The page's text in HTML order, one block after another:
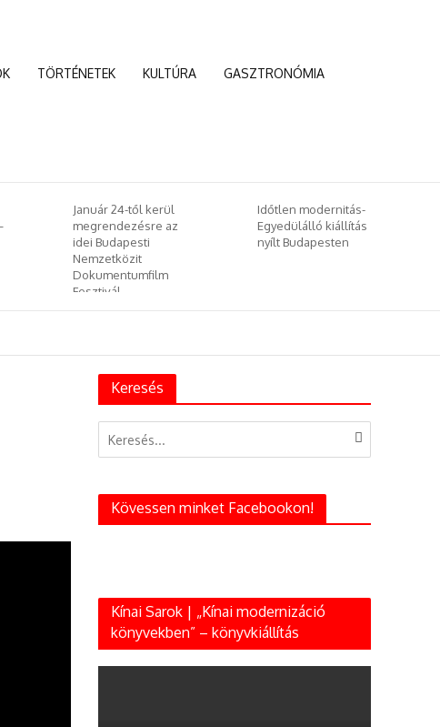
TÖRTÉNETEK KULTÚRA GASZTRONÓMIA
Időtlen modernitás-
Egyedülálló kiállítás
nyílt Budapesten
Kína az új világrend
egyik vezetője lesz –
és Európa?
Keresés
Kövessen minket Facebookon!
Kínai Sarok | „Kínai modernizáció
könyvekben” – könyvkiállítás